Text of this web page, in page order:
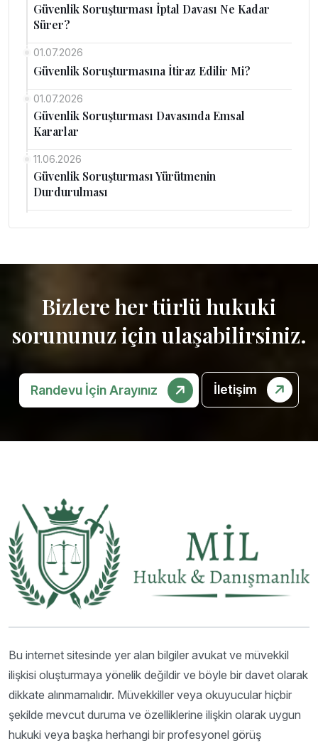
Güvenlik Soruşturması İptal Davası Ne Kadar
Sürer?
01.07.2026
Güvenlik Soruşturmasına İtiraz Edilir Mi?
01.07.2026
Güvenlik Soruşturması Davasında Emsal
Kararlar
11.06.2026
Güvenlik Soruşturması Yürütmenin
Durdurulması
Bizlere her türlü hukuki
sorununuz için ulaşabilirsiniz.
Randevu İçin Arayınız İletişim
Bu internet sitesinde yer alan bilgiler avukat ve müvekkil
ilişkisi oluşturmaya yönelik değildir ve böyle bir davet olarak
dikkate alınmamalıdır. Müvekkiller veya okuyucular hiçbir
şekilde mevcut duruma ve özelliklerine ilişkin olarak uygun
hukuki veya başka herhangi bir profesyonel görüş